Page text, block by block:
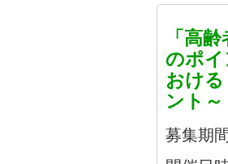
「高
のポ
おけ
ント～
募集期